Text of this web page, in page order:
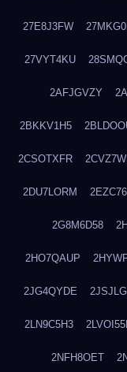
27E8J3FW
27VYT4KU
2AFJGVZY
2BKKV1H5
2CSOTXFR
2DU7LORM
2G8M6D58
2HO7QAUP
2JG4QYDE
2LN9C5H3
2NFH8OET